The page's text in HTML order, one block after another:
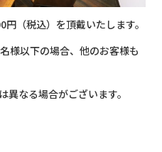
（税込）を頂戴いたします。
様以下の場合、他のお客様も
なる場合がございます。